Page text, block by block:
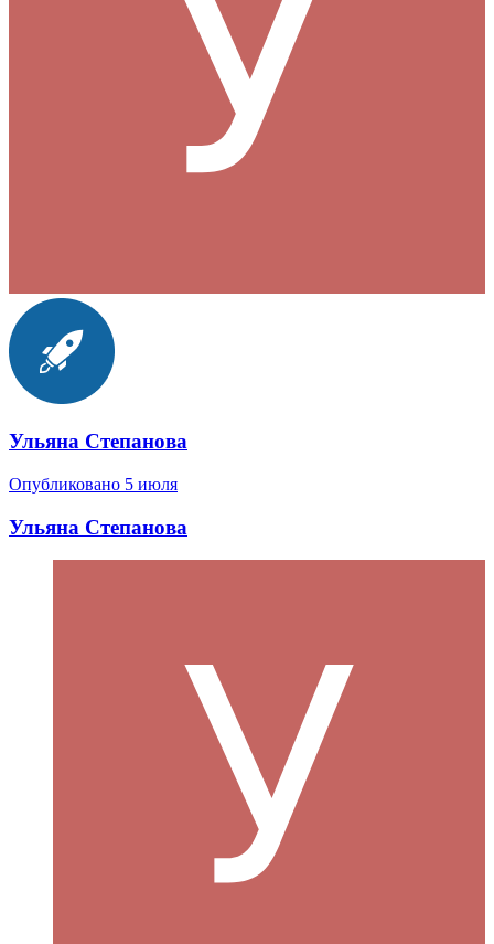
Ульяна Степанова
Опубликовано 5 июля
Ульяна Степанова